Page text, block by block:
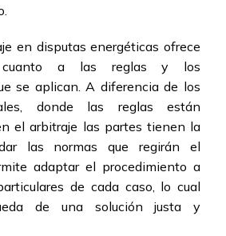
en disputas energéticas ofrece
cuanto a las reglas y los
se aplican. A diferencia de los
donde las reglas están
el arbitraje las partes tienen la
las normas que regirán el
adaptar el procedimiento a
de cada caso, lo cual
de una solución justa y